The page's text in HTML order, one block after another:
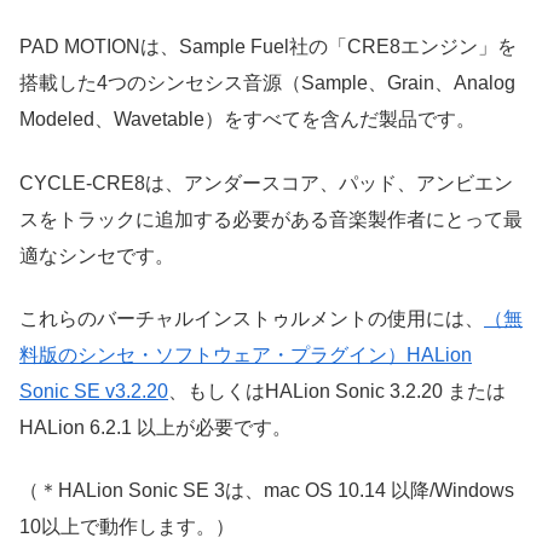
PAD MOTIONは、Sample Fuel社の「CRE8エンジン」を
搭載した4つのシンセシス音源（Sample、Grain、Analog
Modeled、Wavetable）をすべてを含んだ製品です。
CYCLE-CRE8は、アンダースコア、パッド、アンビエン
スをトラックに追加する必要がある音楽製作者にとって最
適なシンセです。
これらのバーチャルインストゥルメントの使用には、
（無
料版のシンセ・ソフトウェア・プラグイン）HALion
Sonic SE v3.2.20 、もしくはHALion Sonic 3.2.20 または
HALion 6.2.1 以上が必要です。
（＊HALion Sonic SE 3は、mac OS 10.14 以降/Windows
10以上で動作します。）